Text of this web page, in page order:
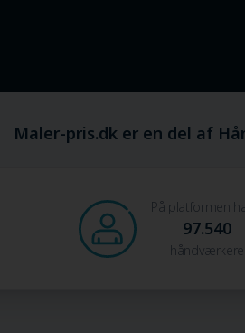
Maler-pris.dk er en del af
På platformen
97.540
håndværkere